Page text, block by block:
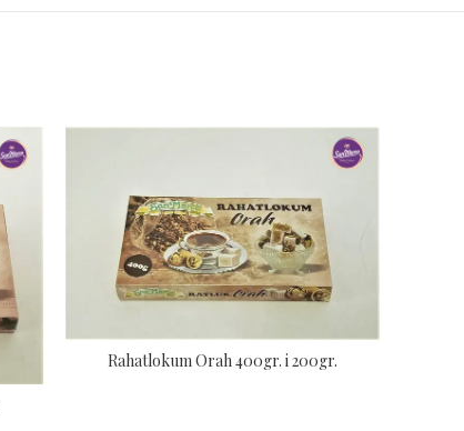
Rahatlokum Orah 400gr. i 200gr.